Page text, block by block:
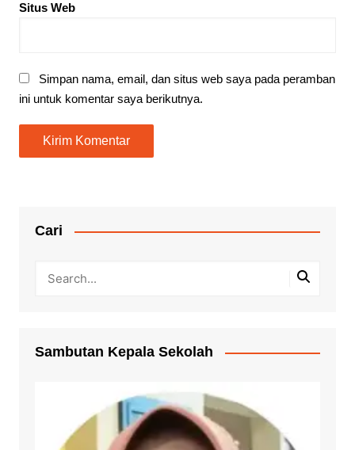
Situs Web
Simpan nama, email, dan situs web saya pada peramban
ini untuk komentar saya berikutnya.
Cari
Sambutan Kepala Sekolah